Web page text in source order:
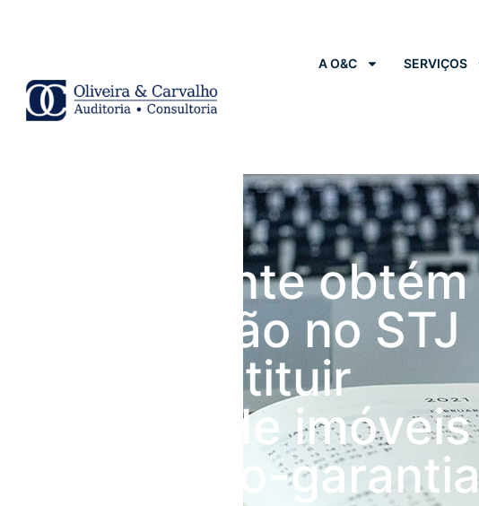
A O&C SERVIÇOS
Contribuinte obtém
autorização no STJ
para substituir
penhora de imóveis
por seguro-garantia